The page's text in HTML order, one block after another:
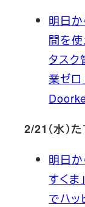
明日
間を
タスク
業ゼロ
2/21（水）
明日か
すくま
でハ